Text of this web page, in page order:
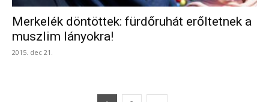
Merkelék döntöttek: fürdőruhát erőltetnek a
muszlim lányokra!
2015. dec 21.